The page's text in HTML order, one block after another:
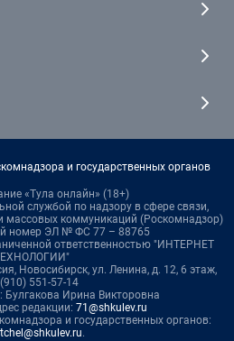
и государственных органов
«Тула онлайн» (18+)
службой по надзору в сфере связи,
массовых коммуникаций (Роскомнадзор)
номер ЭЛ № ФС 77 – 88765
ответственностью "ИНТЕРНЕТ
Новосибирск, ул. Ленина, д. 12, 6 этаж,
551-57-14
Булгакова Ирина Викторовна
редакции: 71@shkulev.ru
и государственных органов:
.